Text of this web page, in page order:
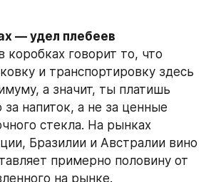
— удел плебеев
коробках говорит то, что
и транспортировку здесь
а значит, ты платишь
напиток, а не за ценные
стекла. На рынках
Бразилии и Австралии вино
примерно половину от
на рынке.